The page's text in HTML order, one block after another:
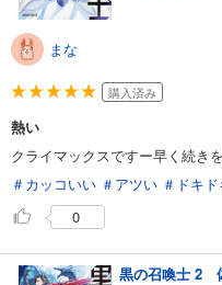
まな
購入済み
熱い
クライマックスですー早く続き
＃カッコいい ＃アツい ＃ドキ
0
黒の召喚士 2